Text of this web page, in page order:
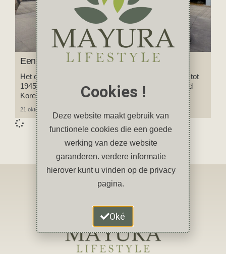
Een bezoek aan de DMZ
Het oorspronkelijke Keizerrijk Korea werd van 1910 tot
1945 bezet door Japan. Na de 2e Wereldoorlog werd
Korea in tweeën gesplitst.
21 oktober 2023
Cookies !
Deze website maakt gebruik van
functionele cookies die een goede
werking van deze website
garanderen. verdere informatie
hierover kunt u vinden op de privacy
pagina.
Oké